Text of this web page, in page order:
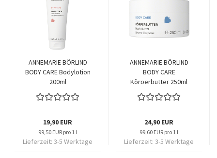
ANNEMARIE BÖRLIND
BODY CARE Bodylotion
200ml
19,90 EUR
99,50 EUR pro 1 l
Lieferzeit: 3-5 Werktage
ANNEMARIE BÖRLIND
BODY CARE
Körperbutter 250ml
24,90 EUR
99,60 EUR pro 1 l
Lieferzeit: 3-5 Werktage